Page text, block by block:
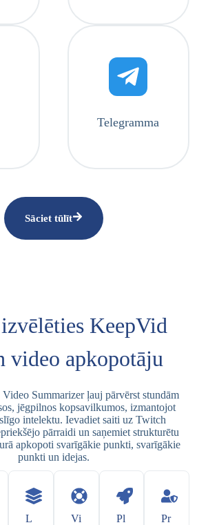
Telegramma
Sāciet tūlīt
KeepVid
video apkopotāju
Summarizer ļauj pārvērst stundām
jēgpilnos kopsavilkumos, izmantojot
intelektu. Ievadiet saiti uz Twitch
pārraidi un saņemiet strukturētu
apkopoti svarīgākie punkti, svarīgākie
punkti un idejas.
L
Vi
Pl
Pr